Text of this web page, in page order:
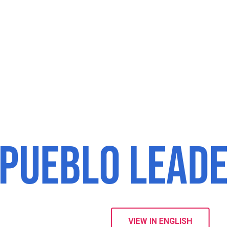
PUEBLO
VIEW IN ENGLISH